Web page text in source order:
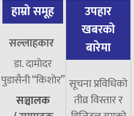
हाम्रो समूह
सल्लाहकार
डा. दामाेदर
पुडासैनी “किशाेर”
सञ्चालक
उपहार
खबरको
बारेमा
सूचना प्रविधिको
तीव्र विस्तार र